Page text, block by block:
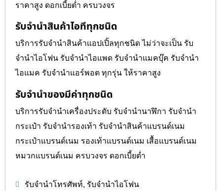
ราคาสูง ดอกเบี้ยต่ำ ครบวงจร
รับจำนำสินค้าไอทีทุกชนิด
บริการรับจำนำสินค้าแอปเปิ้ลทุกชนิด ไม่ว่าจะเป็น รับ
จำนำไอโฟน รับจำนำไอแพด รับจำนำแมคบุ๊ค รับจำนำ
ไอแมค รับจำนำแอร์พอต ทุกรุ่น ให้ราคาสูง
รับจำนำของมีค่าทุกชนิด
บริการรับจำนำเครื่องประดับ รับจำนำนาฬิกา รับจำนำ
กระเป๋า รับจำนำรองเท้า รับจำนำสินค้าแบรนด์เนม
กระเป๋าแบรนด์เนม รองเท้าแบรนด์เนม เสื้อแบรนด์เนม
หมวกแบรนด์เนม ครบวงจร ดอกเบี้ยต่ำ
รับจำนำโทรศัพท์, รับจำนำไอโฟน